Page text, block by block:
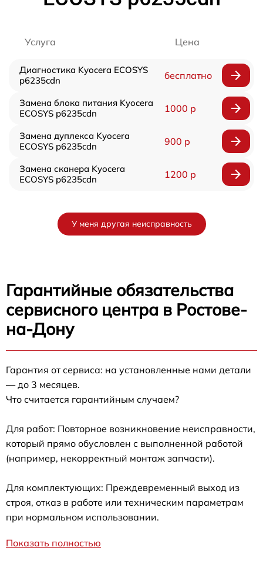
Услуга Цена
Диагностика Kyocera ECOSYS
p6235cdn
бесплатно
Замена блока питания Kyocera
ECOSYS p6235cdn
1000 р
Замена дуплекса Kyocera
ECOSYS p6235cdn
900 р
Замена сканера Kyocera
ECOSYS p6235cdn
1200 р
У меня другая неисправность
Гарантийные обязательства
сервисного центра в Ростове-
на-Дону
Гарантия от сервиса: на установленные нами детали
— до 3 месяцев.
Что считается гарантийным случаем?
Для работ: Повторное возникновение неисправности,
который прямо обусловлен с выполненной работой
(например, некорректный монтаж запчасти).
Для комплектующих: Преждевременный выход из
строя, отказ в работе или техническим параметрам
при нормальном использовании.
Показать полностью